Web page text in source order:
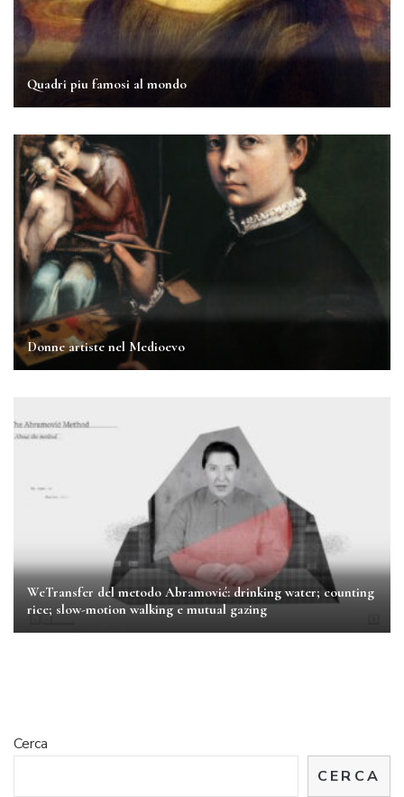
Quadri piu famosi al mondo
Donne artiste nel Medioevo
WeTransfer del metodo Abramović: drinking water; counting
rice; slow-motion walking e mutual gazing
Cerca
CERCA